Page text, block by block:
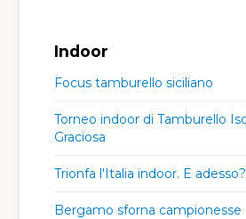
Indoor
Focus tamburello siciliano
Torneo indoor di Tamburello
Graciosa
Trionfa l'Italia indoor. E adesso?
Bergamo sforna